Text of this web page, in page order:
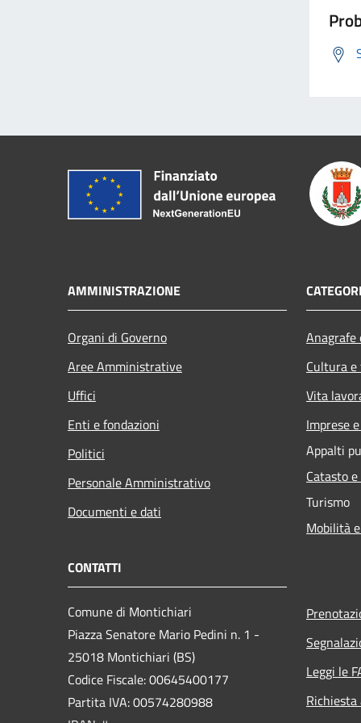
AMMINISTRAZIONE
Organi di Governo
Aree Amministrative
Uffici
Enti e fondazioni
Politici
Personale Amministrativo
Documenti e dati
Cultura
Vita
Imprese
Appalti
Catasto
Turismo
Mobilità
CONTATTI
Comune di Montichiari
Piazza Senatore Mario Pedini n. 1 -
25018 Montichiari (BS)
Codice Fiscale: 00645400177
Partita IVA: 00574280988
Leggi le